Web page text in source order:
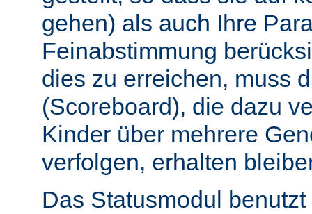
gehen) als auch Ihre
Feinabstimmung
dies zu erreichen, muss
(Scoreboard), die dazu
Kinder über mehrere
verfolgen, erhalten
Das Statusmodul